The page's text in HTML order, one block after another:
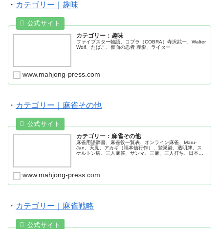
・ カテゴリー｜趣味
カテゴリー：趣味
ファイブスター物語、コブラ（COBRA）寺沢武一、Walter
Wolf、たばこ、仮面の忍者 赤影、ライター
www.mahjong-press.com
・ カテゴリー｜麻雀その他
カテゴリー：麻雀その他
麻雀用語辞書、麻雀役一覧表、オンライン麻雀、Maru-
Jan、天鳳、アカギ（福本信行作）、鷲巣巌、透明牌、ス
ケルトン牌、三人麻雀、サンマ、三麻、三人打ち、日本プ
www.mahjong-press.com
・ カテゴリー｜麻雀戦略